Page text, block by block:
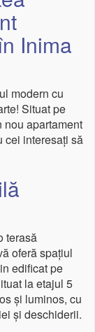
Inima
modern cu
Situat pe
nou apartament
cei interesați să
terasă
oferă spațiul
edificat pe
la etajul 5
și luminos, cu
și deschiderii.